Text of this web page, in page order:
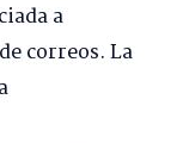
a
correos. La